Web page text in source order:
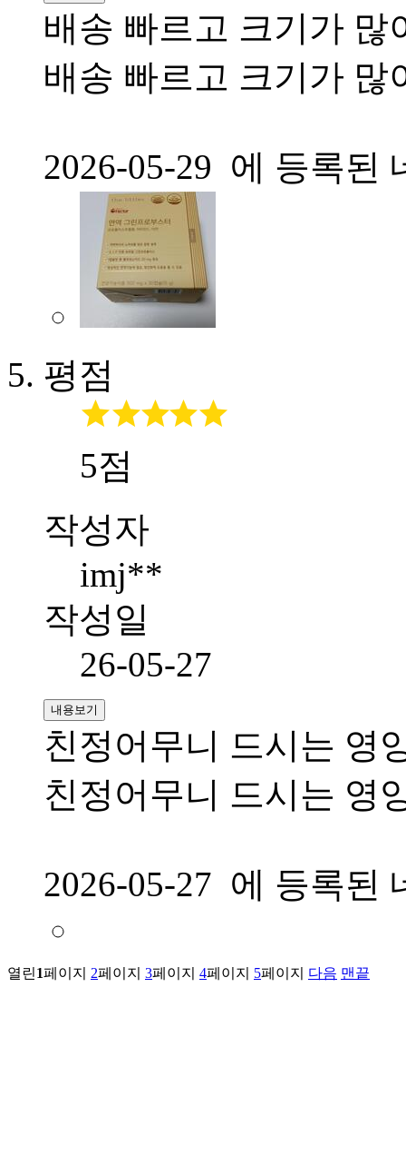
배송 빠르고 크기가 많
배송 빠르고 크기가 많
2026-05-29 에 등록된
평점
5점
작성자
imj**
작성일
26-05-27
내용보기
친정어무니 드시는 영
친정어무니 드시는 영
2026-05-27 에 등록된
열린1페이지 2페이지 3페이지 4페이지 5페이지 다음 맨끝